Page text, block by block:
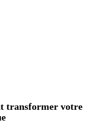
transformer votre